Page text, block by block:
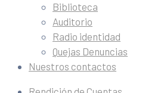
Biblioteca
Auditorio
Radio identidad
Quejas Denuncias
Nuestros contactos